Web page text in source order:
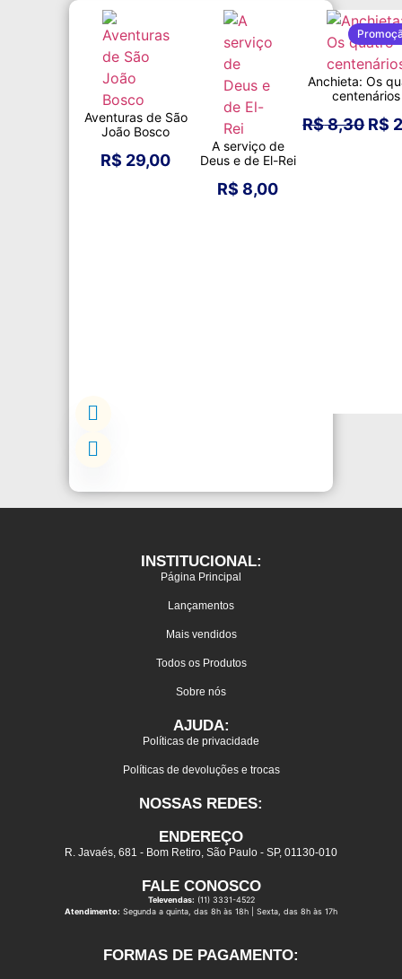
Aventuras de São
João Bosco
R$ 29,00
A serviço de
Deus e de El-Rei
R$ 8,00
Anchieta: Os
centenários
R$8,30 R$
INSTITUCIONAL:
Página Principal
Lançamentos
Mais vendidos
Todos os Produtos
Sobre nós
AJUDA:
Políticas de privacidade
Políticas de devoluções e trocas
NOSSAS REDES:
ENDEREÇO
R. Javaés, 681 - Bom Retiro, São Paulo - SP, 01130-010
FALE CONOSCO
Televendas: (11) 3331-4522
Atendimento: Segunda a quinta, das 8h às 18h | Sexta, das 8h às 17h
FORMAS DE PAGAMENTO: